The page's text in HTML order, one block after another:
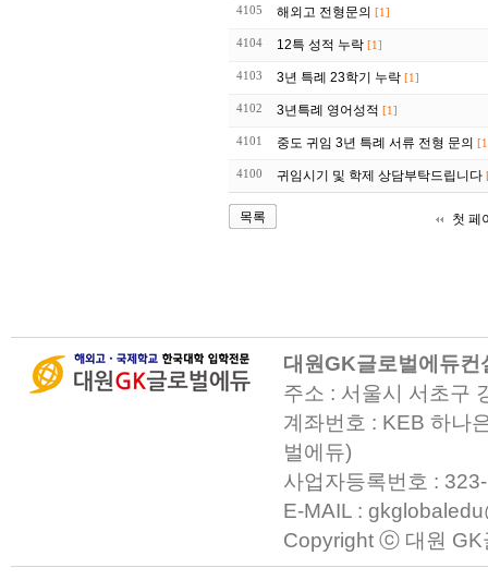
4105 해외고 전형문의 [1]
4104 12특 성적 누락 [1]
4103 3년 특례 23학기 누락 [1]
4102 3년특례 영어성적 [1]
4101 중도 귀임 3년 특례 서류 전형 문의
4100 귀임시기 및 학제 상담부탁드립니다
목록 첫 페
대원GK글로벌에듀
주소 : 서울시 서초구
계좌번호 : KEB 하나
벌에듀)
사업자등록번호 :
E-MAIL :
Copyright ⓒ 대원 GK